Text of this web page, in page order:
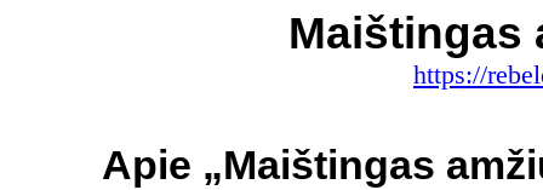
Maištingas
https://
Apie „Maištingas